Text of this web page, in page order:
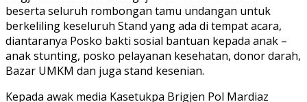
beserta seluruh rombongan tamu undangan untuk
berkeliling keseluruh Stand yang ada di tempat acara,
diantaranya Posko bakti sosial bantuan kepada anak –
anak stunting, posko pelayanan kesehatan, donor darah,
Bazar UMKM dan juga stand kesenian.
Kepada awak media Kasetukpa Brigjen Pol Mardiaz